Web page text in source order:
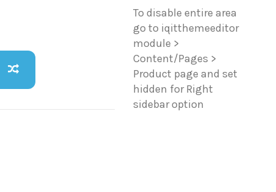
To disable entire area
go to iqitthemeeditor
module >
Content/Pages >
Product page and set
hidden for Right
sidebar option